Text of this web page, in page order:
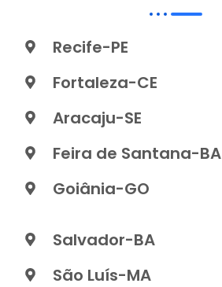
Recife-PE
Fortaleza-CE
Aracaju-SE
Feira de Santana-BA
Goiânia-GO
Salvador-BA
São Luís-MA